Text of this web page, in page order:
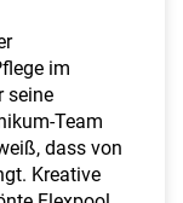
im
seine
Team
dass von
Kreative